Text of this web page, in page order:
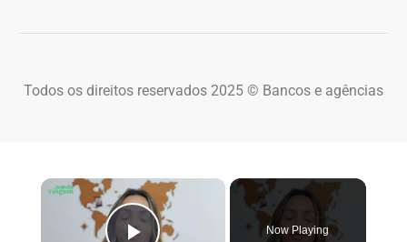
Todos os direitos reservados 2025 © Bancos e agências
×
Now Playing